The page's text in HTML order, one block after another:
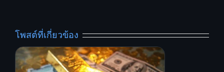
โพสต์ที่เกี่ยวข้อง